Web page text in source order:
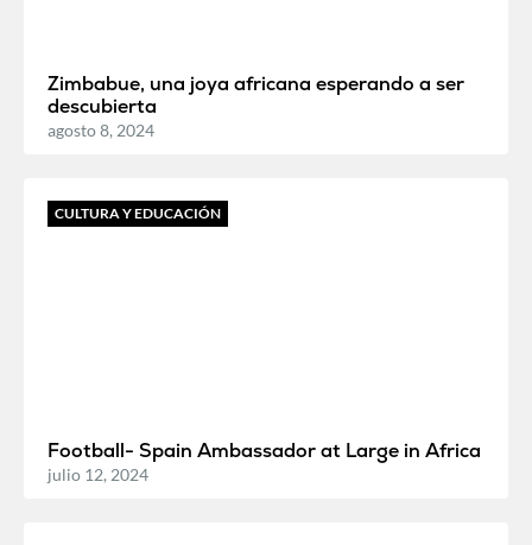
Zimbabue, una joya africana esperando a ser
descubierta
agosto 8, 2024
CULTURA Y EDUCACIÓN
Football- Spain Ambassador at Large in Africa
julio 12, 2024